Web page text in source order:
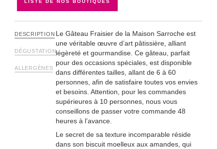
LISTE DE NOS BOUTIQUES
DESCRIPTION
DÉGUSTATION
ALLERGÈNES
Le Gâteau Fraisier de la Maison Sarroche est
une véritable œuvre d’art pâtissière, alliant
légèreté et gourmandise. Ce gâteau, parfait
pour des occasions spéciales, est disponible
dans différentes tailles, allant de 6 à 60
personnes, afin de satisfaire toutes vos envies
et besoins. Attention, pour les commandes
supérieures à 10 personnes, nous vous
conseillons de passer votre commande 48
heures à l’avance.
Le secret de sa texture incomparable réside
dans son biscuit moelleux aux amandes, qui